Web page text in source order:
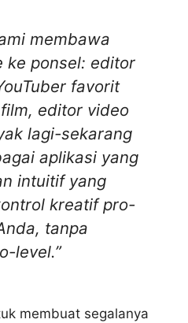
membawa
ke ponsel: editor
favorit
editor video
lagi-sekarang
aplikasi yang
intuitif yang
kreatif pro-
tanpa
level.”
membuat segalanya